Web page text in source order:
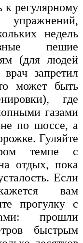
регулярному
упражнений,
недель
пешие
(для людей
запретил
может быть
где
газами
по шоссе, а
Гуляйте
темпе с
отдых, пока
Если
вам
прогулку с
прошли
быстрым